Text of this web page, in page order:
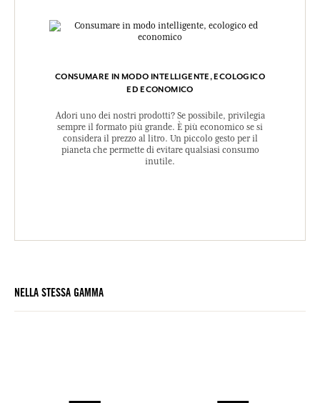
CONSUMARE IN MODO INTELLIGENTE, ECOLOGICO
ED ECONOMICO
Adori uno dei nostri prodotti? Se possibile, privilegia
sempre il formato più grande. È più economico se si
considera il prezzo al litro. Un piccolo gesto per il
pianeta che permette di evitare qualsiasi consumo
inutile.
NELLA STESSA GAMMA